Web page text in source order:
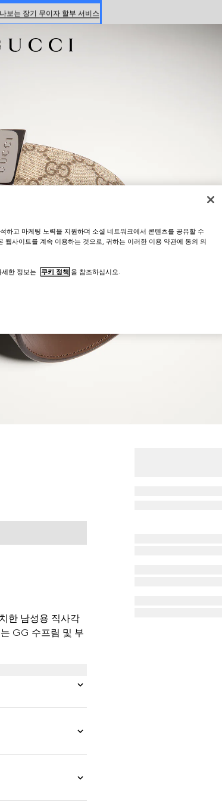
보는 장기 무이자 할부 서비스
한 남성용 직사각
GG 수프림 및 부
하고 마케팅 노력을 지원하며 소셜 네트워크에서 콘텐츠를 공유할 수
웹사이트를 계속 이용하는 것으로, 귀하는 이러한 이용 약관에 동의 의
한 정보는 쿠키 정책 을 참조하십시오.